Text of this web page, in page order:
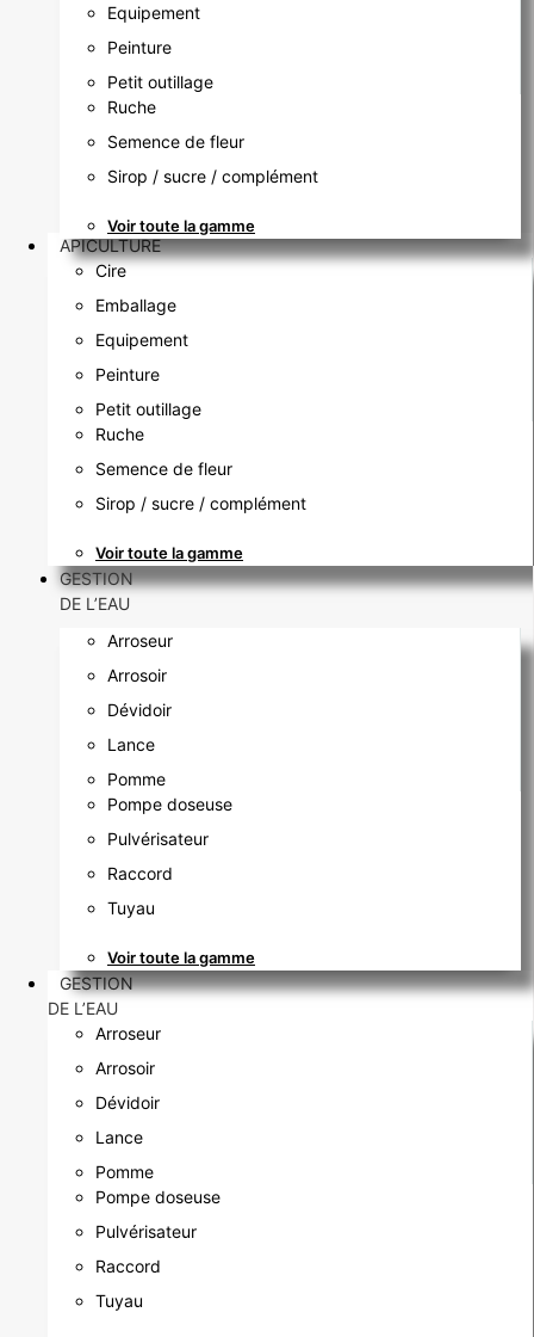
Equipement
Peinture
Petit outillage
Ruche
Semence de fleur
Sirop / sucre / complément
Voir toute la gamme
APICULTURE
Cire
Emballage
Equipement
Peinture
Petit outillage
Ruche
Semence de fleur
Sirop / sucre / complément
Voir toute la gamme
GESTION
DE L’EAU
Arroseur
Arrosoir
Dévidoir
Lance
Pomme
Pompe doseuse
Pulvérisateur
Raccord
Tuyau
Voir toute la gamme
GESTION
DE L’EAU
Arroseur
Arrosoir
Dévidoir
Lance
Pomme
Pompe doseuse
Pulvérisateur
Raccord
Tuyau